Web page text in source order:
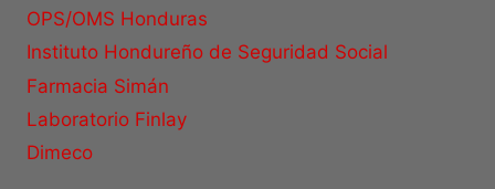
OPS/OMS Honduras
Instituto Hondureño de Seguridad Social
Farmacia Simán
Laboratorio Finlay
Dimeco